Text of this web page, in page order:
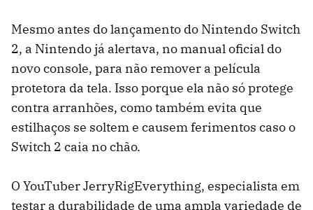
Mesmo antes do lançamento do Nintendo Switch
2, a Nintendo já alertava, no manual oficial do
novo console, para não remover a película
protetora da tela. Isso porque ela não só protege
contra arranhões, como também evita que
estilhaços se soltem e causem ferimentos caso o
Switch 2 caia no chão.
O YouTuber JerryRigEverything, especialista em
testar a durabilidade de uma ampla variedade de